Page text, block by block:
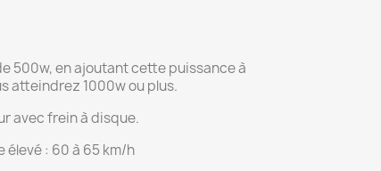
500w, en ajoutant cette puissance à
atteindrez 1000w ou plus.
avec frein à disque.
élevé : 60 à 65 km/h